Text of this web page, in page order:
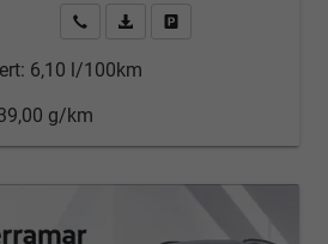
Kontakt & Angebot anfordern
PDF-Datei, Fahrzeugexposé
6,10 l/100km
g/km